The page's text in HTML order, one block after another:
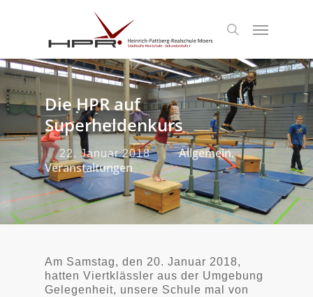
t
o
m
a
n
c
o
e
n
search
Menu
Die HPR auf
Superheldenkurs
22. Januar 2018 Allgemein,
Veranstaltungen
Am Samstag, den 20. Januar 2018,
hatten Viertklässler aus der Umgebung
Gelegenheit, unsere Schule mal von